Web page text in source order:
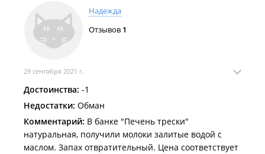
Надежда
Отзывов 1
29 сентября 2021 г.
Достоинства: -1
Недостатки: Обман
Комментарий: В банке "Печень трески"
натуральная, получили молоки залитые водой с
маслом. Запах отвратительный. Цена соответствует